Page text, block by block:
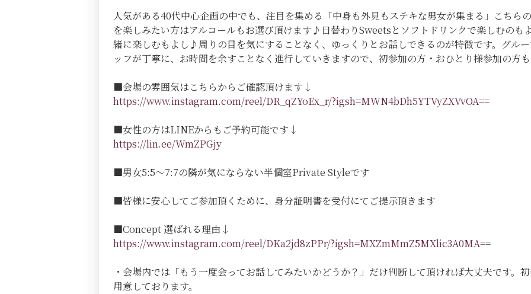
人気がある40代中心企画の中でも、注目を集める「中身も外見もステキな男女が集まる」こちら
を楽しみたい方はアルコールもお選び頂けます♪日替わりSweetsとソフトドリンクで楽しむのも
緒に楽しむもよし♪周りの目を気にすることなく、ゆっくりとお話しできるのが特徴です。グル
ッフが丁寧に、お時間を余すことなく進行していきますので、初参加の方・おひとり様参加の方
■会場の雰囲気はこちらからご確認頂けます↓
https://www.instagram.com/reel/DR_qZYoEx_r/?igsh=MWN4bDh5YTVyZXVvOA==
■女性の方はLINEからもご予約可能です↓
https://lin.ee/WmZPGjy
■男女5:5～7:7の隣が気にならない半個室Private Styleです
■皆様に安心してご参加頂くために、身分証明書を受付にてご提示頂きます
■Concept 選ばれる理由↓
https://www.instagram.com/reel/DKa2jd8zPPr/?igsh=MXZmMmZ5MXlic3A0MA==
・会場内では「もう一度会ってお話してみたいかどうか？」だけ判断して頂ければ大丈夫です。
用意しております。